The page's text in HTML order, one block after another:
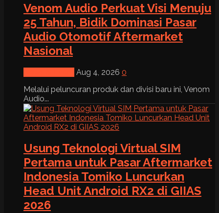
Venom Audio Perkuat Visi Menuju
25 Tahun, Bidik Dominasi Pasar
Audio Otomotif Aftermarket
Nasional
Aug 4, 2026 0
Melalui peluncuran produk dan divisi baru ini, Venom
Audio...
Usung Teknologi Virtual SIM
Pertama untuk Pasar Aftermarket
Indonesia Tomiko Luncurkan
Head Unit Android RX2 di GIIAS
2026